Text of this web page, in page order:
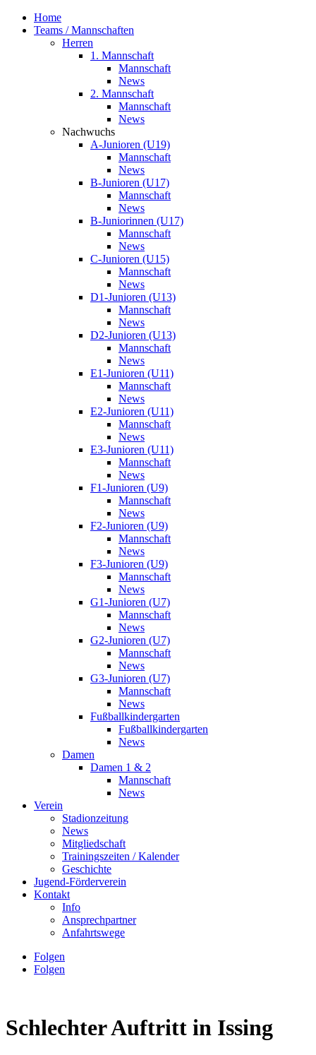
Home
Teams / Mannschaften
Herren
1. Mannschaft
Mannschaft
News
2. Mannschaft
Mannschaft
News
Nachwuchs
A-Junioren (U19)
Mannschaft
News
B-Junioren (U17)
Mannschaft
News
B-Juniorinnen (U17)
Mannschaft
News
C-Junioren (U15)
Mannschaft
News
D1-Junioren (U13)
Mannschaft
News
D2-Junioren (U13)
Mannschaft
News
E1-Junioren (U11)
Mannschaft
News
E2-Junioren (U11)
Mannschaft
News
E3-Junioren (U11)
Mannschaft
News
F1-Junioren (U9)
Mannschaft
News
F2-Junioren (U9)
Mannschaft
News
F3-Junioren (U9)
Mannschaft
News
G1-Junioren (U7)
Mannschaft
News
G2-Junioren (U7)
Mannschaft
News
G3-Junioren (U7)
Mannschaft
News
Fußballkindergarten
Fußballkindergarten
News
Damen
Damen 1 & 2
Mannschaft
News
Verein
Stadionzeitung
News
Mitgliedschaft
Trainingszeiten / Kalender
Geschichte
Jugend-Förderverein
Kontakt
Info
Ansprechpartner
Anfahrtswege
Folgen
Folgen
Schlechter Auftritt in Issing